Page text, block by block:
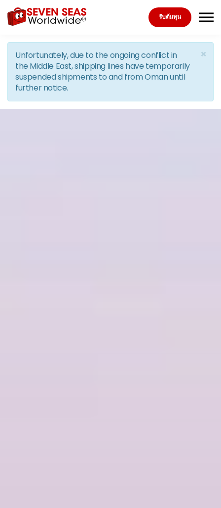
Skip to the content
รับต้นทุน
×
Unfortunately, due to the ongoing conflict in
the Middle East, shipping lines have temporarily
suspended shipments to and from Oman until
further notice.